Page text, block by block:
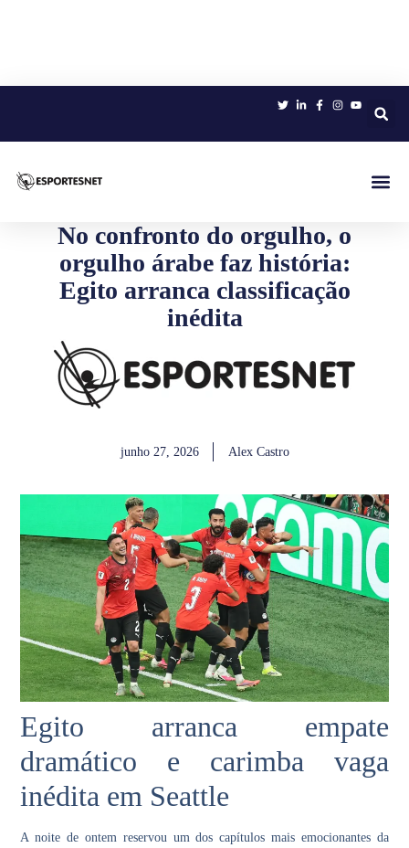
No confronto do orgulho, o
orgulho árabe faz história:
Egito arranca classificação
inédita
junho 27, 2026 Alex Castro
Egito arranca empate
dramático e carimba vaga
inédita em Seattle
A noite de ontem reservou um dos capítulos mais emocionantes da